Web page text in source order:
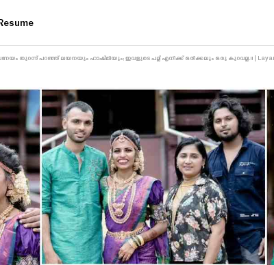
തുറന്ന് പറഞ്ഞ് ലയനയും ഹാഷ്മിയും; ഇവളുടെ പല്ല് എനിക്ക് ഒരിക്കലും ഒരു കുറവല്ല.!! |